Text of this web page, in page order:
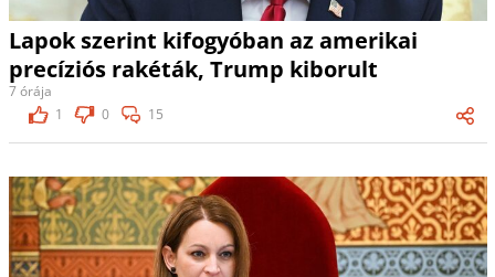
Lapok szerint kifogyóban az amerikai
precíziós rakéták, Trump kiborult
7 órája
1
0 15